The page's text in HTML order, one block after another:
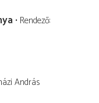
Rendező
András